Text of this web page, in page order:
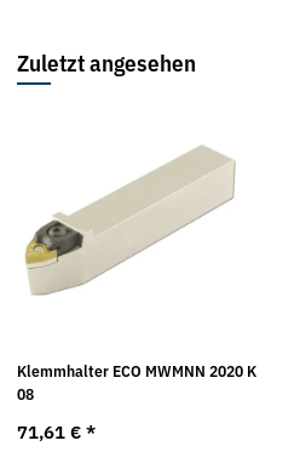
Zuletzt angesehen
Klemmhalter ECO MWMNN 2020 K
08
71,61 € *